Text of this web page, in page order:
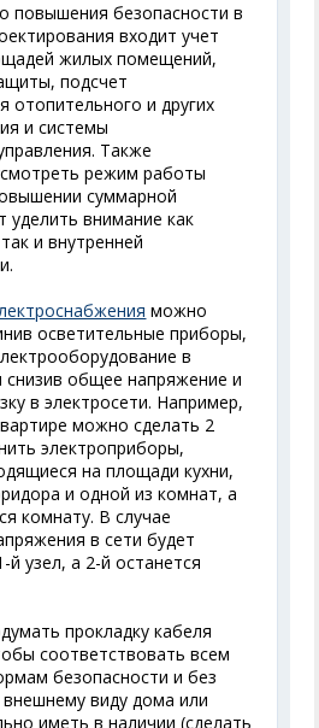
повышения безопасности в
входит учет
жилых помещений,
подсчет
отопительного и других
и системы
Также
режим работы
суммарной
уделить внимание как
и внутренней
можно
осветительные приборы,
в
общее напряжение и
в электросети. Например,
можно сделать 2
электроприборы,
на площади кухни,
и одной из комнат, а
комнату. В случае
в сети будет
узел, а 2-й останется
прокладку кабеля
соответствовать всем
безопасности и без
виду дома или
иметь в наличии (сделать